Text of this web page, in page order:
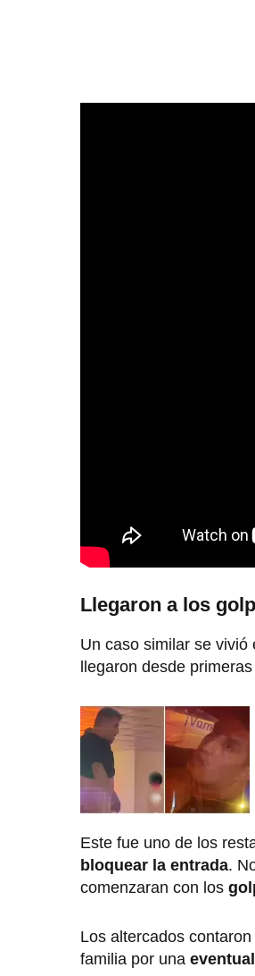
Llegaron a los
Un caso similar se vivió
llegaron desde
Este fue uno de los
bloquear la entrada.
comenzaran con los
Los altercados
familia por una